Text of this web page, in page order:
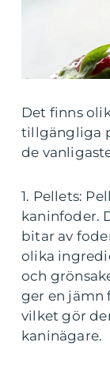
Det finns
tillgängliga
de
1. Pellets:
kaninfoder.
bitar av
olika
och
ger en jämn
vilket gör
kaninägare.